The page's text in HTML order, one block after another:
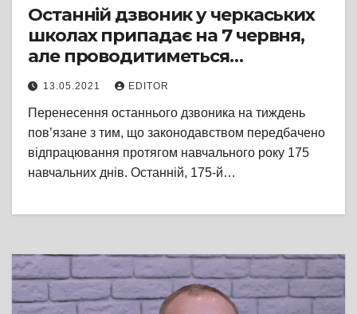
Останній дзвоник у черкаських
школах припадає на 7 червня,
але проводитиметься
наступного дня через ЗНО
13.05.2021 EDITOR
Перенесення останнього дзвоника на тиждень
пов’язане з тим, що законодавством передбачено
відпрацювання протягом навчального року 175
навчальних днів. Останній, 175-й…